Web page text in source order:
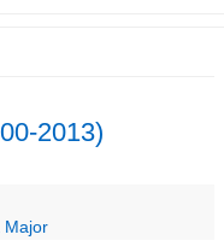
2013)
Major